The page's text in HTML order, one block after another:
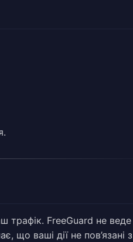
трафік. FreeGuard не веде
що ваші дії не пов’язані з